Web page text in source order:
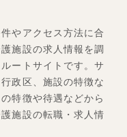
やアクセス方法に合
施設の求人情報を調
ートサイトです。サ
政区、施設の特徴な
特徴や待遇などから
施設の転職・求人情